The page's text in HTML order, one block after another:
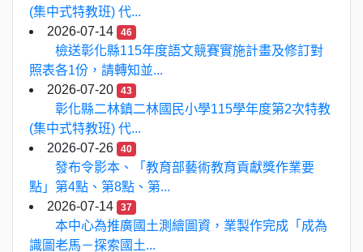
(集中式特教班) 代...
2026-07-14
46
檢送彰化縣115年度語文競賽實施計畫及修訂對
照表各1份，請轉知並...
2026-07-20
43
彰化縣二林鎮二林國民小學115學年度第2次特教
(集中式特教班) 代...
2026-07-26
40
發布令影本、「教育部藝術教育貢獻獎作業要
點」第4點、第8點、第...
2026-07-14
37
本中心為推廣國土測繪圖資，業製作完成「成為
識圖老馬－探索國土...